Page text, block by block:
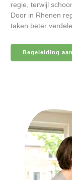
regie, terwijl
Door in Rhenen
taken beter
Begeleiding